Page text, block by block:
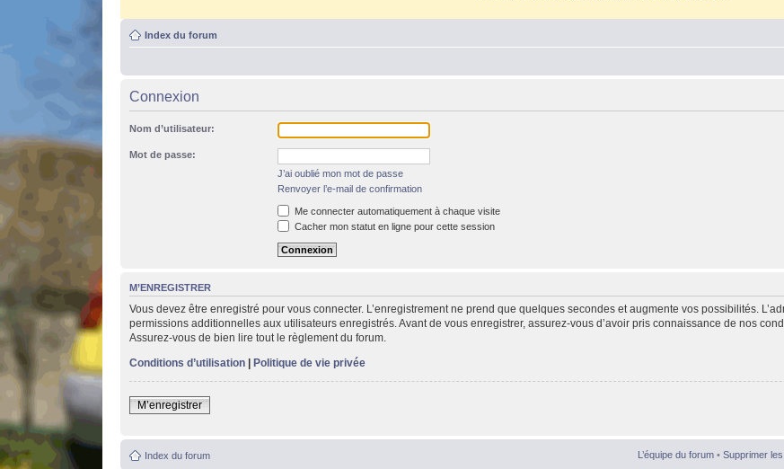
Index du forum
Connexion
Nom d’utilisateur:
Mot de passe:
J’ai oublié mon mot de passe
Renvoyer l’e-mail de confirmation
Me connecter automatiquement à chaque visite
Cacher mon statut en ligne pour cette session
M’ENREGISTRER
Vous devez être enregistré pour vous connecter. L’enregistrement ne prend que quelques secondes et augmente vos possibilités.
permissions additionnelles aux utilisateurs enregistrés. Avant de vous enregistrer, assurez-vous d’avoir pris connaissance de nos
Assurez-vous de bien lire tout le règlement du forum.
Conditions d’utilisation |Politique de vie privée
M’enregistrer
Index du forum L’équipe du forum• Supprimer